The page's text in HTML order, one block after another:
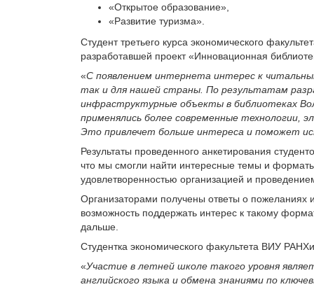
«Открытое образование»,
«Развитие туризма».
Студент третьего курса экономического
разработавшей проект «Инновационная
«С появлением интернета интерес к
так и для нашей страны. По результатам
инфраструктурные объекты в библиотеках
применялись более современные технологии,
Это привлечет больше интереса и поможет
Результаты проведенного анкетирования
что мы смогли найти интересные темы и
удовлетворенностью организацией и
Организаторами получены ответы о
возможность поддержать интерес к такому
дальше.
Студентка экономического факультета ВИУ
«Участие в летней школе такого уровня
английского языка и обмена знаниями по